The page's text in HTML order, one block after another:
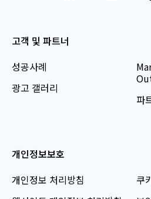
고객 및 파트너
성공사례
광고 갤러리
파
개인정보보호
개인정보 처리방침
쿠